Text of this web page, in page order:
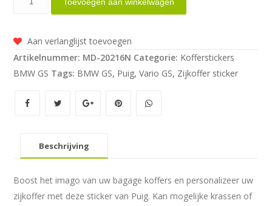
model
VARIO
GS
Aan verlanglijst toevoegen
Artikelnummer: MD-20216N Categorie: Kofferstickers
BMW GS Tags: BMW GS, Puig,Vario GS, Zijkoffer sticker
Beschrijving
Boost het imago van uw bagage koffers en personalizeer uw
zijkoffer met deze sticker van Puig. Kan mogelijke krassen of